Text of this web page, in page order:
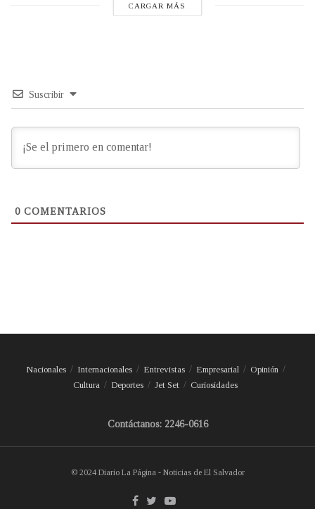
CARGAR MÁS
Suscribir
0 COMENTARIOS
Nacionales Internacionales Entrevistas Empresarial
Opinión
Cultura
Deportes Jet Set Curiosidades
Contáctanos: 2246-0616
© 2024 Diario La Página - Noticias de El Salvador